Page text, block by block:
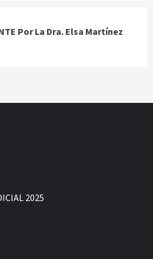
Por La Dra. Elsa Martínez
2025